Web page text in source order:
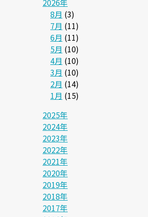
2026年
8月 (3)
7月 (11)
6月 (11)
5月 (10)
4月 (10)
3月 (10)
2月 (14)
1月 (15)
2025年
2024年
2023年
2022年
2021年
2020年
2019年
2018年
2017年